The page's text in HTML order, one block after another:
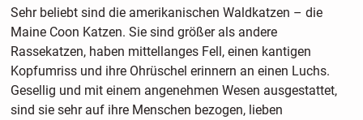
Sehr beliebt sind die amerikanischen Waldkatzen – die
Maine Coon Katzen. Sie sind größer als andere
Rassekatzen, haben mittellanges Fell, einen kantigen
Kopfumriss und ihre Ohrüschel erinnern an einen Luchs.
Gesellig und mit einem angenehmen Wesen ausgestattet,
sind sie sehr auf ihre Menschen bezogen, lieben